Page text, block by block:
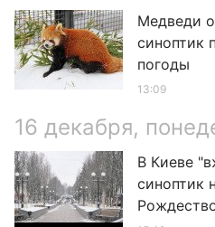
Медведи
синоптик
погоды
13:09
16 декабря,
В Киеве
синоптик